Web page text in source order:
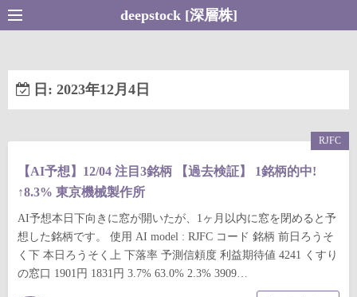
コ
ン
ン
へ
deepstock [深層株]
日: 2023年12月4日
【AI予想】12/04 注目3銘柄 【過去検証】 1銘柄的中!
↑8.3% 東京機械製作所
AI予想本日下向きに窓が開いたが、1ヶ月以内に窓を閉めると予
想した銘柄です。 使用 AI model : RJFC コード 銘柄 前日ろうそ
く下 本日ろうそく上 下落率 予測信頼度 利益期待値 4241 くすり
の窓口 1901円 1831円 3.7% 63.0% 2.3% 3909…
RJFC